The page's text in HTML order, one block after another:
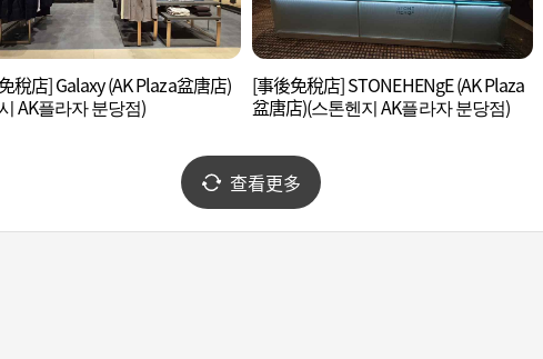
稅店] Galaxy (AK Plaza盆唐店)
AK플라자 분당점)
[事後免稅店] STONEHENgE (AK Plaza
盆唐店)(스톤헨지 AK플라자 분당점)
查看更多